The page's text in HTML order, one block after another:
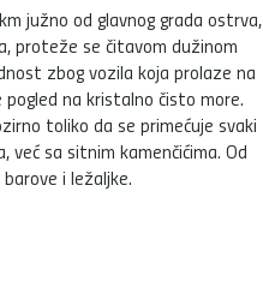
južno od glavnog grada ostrva,
proteže se čitavom dužinom
zbog vozila koja prolaze na
na kristalno čisto more.
toliko da se primećuje svaki
već sa sitnim kamenčićima. Od
i ležaljke.